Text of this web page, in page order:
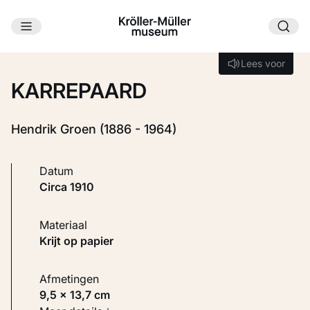
Ga naar hoofdinhoud
Lees voor
Lees voor
KARREPAARD
Hendrik Groen (1886 - 1964)
Datum
circa 1910
Materiaal
Krijt op papier
Afmetingen
9,5 × 13,7 cm